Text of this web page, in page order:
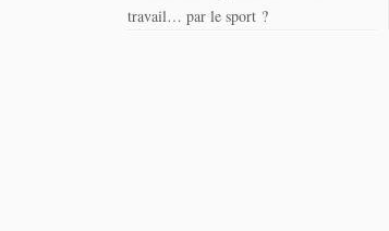
travail… par le sport ?